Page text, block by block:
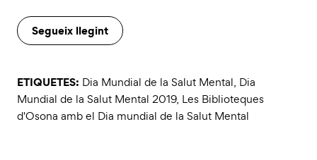
Segueix llegint
ETIQUETES: Dia Mundial de la Salut Mental, Dia
Mundial de la Salut Mental 2019, Les Biblioteques
d'Osona amb el Dia mundial de la Salut Mental